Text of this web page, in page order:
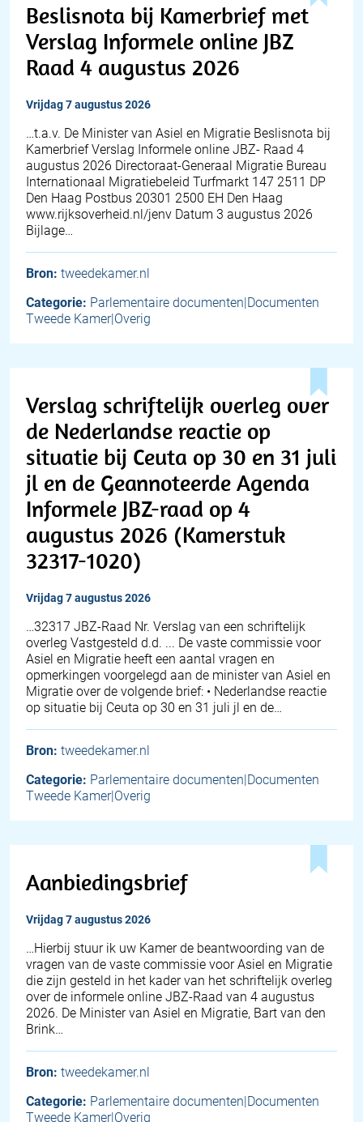
Beslisnota bij Kamerbrief met
Verslag Informele online JBZ
Raad 4 augustus 2026
vrijdag 7 augustus 2026
…t.a.v. De Minister van Asiel en Migratie Beslisnota bij
Kamerbrief Verslag Informele online JBZ- Raad 4
augustus 2026 Directoraat-Generaal Migratie Bureau
Internationaal Migratiebeleid Turfmarkt 147 2511 DP
Den Haag Postbus 20301 2500 EH Den Haag
www.rijksoverheid.nl/jenv Datum 3 augustus 2026
Bijlage…
Bron: tweedekamer.nl
Categorie: Parlementaire documenten|Documenten
Tweede Kamer|Overig
Verslag schriftelijk overleg over
de Nederlandse reactie op
situatie bij Ceuta op 30 en 31 juli
jl en de Geannoteerde Agenda
Informele JBZ-raad op 4
augustus 2026 (Kamerstuk
32317-1020)
vrijdag 7 augustus 2026
… 32317 JBZ-Raad Nr. Verslag van een schriftelijk
overleg Vastgesteld d.d. ... De vaste commissie voor
Asiel en Migratie heeft een aantal vragen en
opmerkingen voorgelegd aan de minister van Asiel en
Migratie over de volgende brief: • Nederlandse reactie
op situatie bij Ceuta op 30 en 31 juli jl en de…
Bron: tweedekamer.nl
Categorie: Parlementaire documenten|Documenten
Tweede Kamer|Overig
Aanbiedingsbrief
vrijdag 7 augustus 2026
… Hierbij stuur ik uw Kamer de beantwoording van de
vragen van de vaste commissie voor Asiel en Migratie
die zijn gesteld in het kader van het schriftelijk overleg
over de informele online JBZ-Raad van 4 augustus
2026. De Minister van Asiel en Migratie, Bart van den
Brink…
Bron: tweedekamer.nl
Categorie: Parlementaire documenten|Documenten
Tweede Kamer|Overig